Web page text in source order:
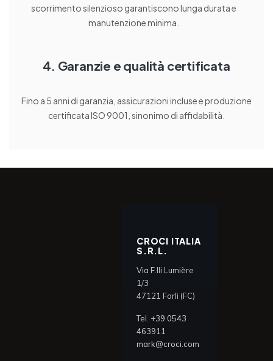
scorrimento silenzioso garantiscono lunga durata e
manutenzione minima.
4. Garanzie e qualità certificata
Fino a 5 anni di garanzia, assicurazioni incluse e produzione
certificata ISO 9001, sinonimo di affidabilità.
CROCI ITALIA
S.R.L.
Via F.lli Lumière
1/3
47121 Forlì (FC)
Tel. +39 0543
463911
mark@croci.com